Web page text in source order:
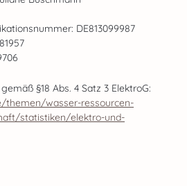
DE813099987
§18 Abs. 4 Satz 3 ElektroG:
themen/wasser-ressourcen-
statistiken/elektro-und-